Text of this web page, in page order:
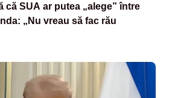
că SUA ar putea „alege” între
„Nu vreau să fac rău